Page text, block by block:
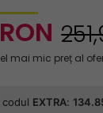
RON